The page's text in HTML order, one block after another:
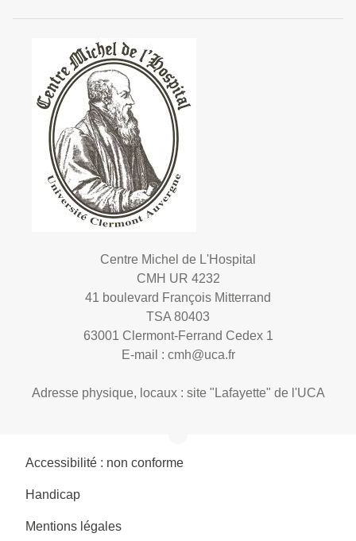
Centre Michel de L'Hospital
CMH UR 4232
41 boulevard François Mitterrand
TSA 80403
63001 Clermont-Ferrand Cedex 1
E-mail : cmh@uca.fr
Adresse physique, locaux : site "Lafayette" de l'UCA
Accessibilité : non conforme
Handicap
Mentions légales